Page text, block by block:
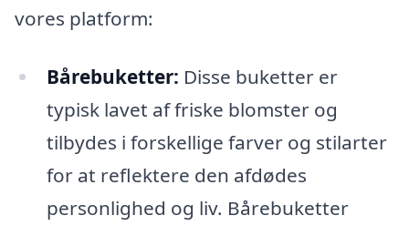
vores platform:
Bårebuketter: Disse buketter er
typisk lavet af friske blomster og
tilbydes i forskellige farver og stilarter
for at reflektere den afdødes
personlighed og liv. Bårebuketter